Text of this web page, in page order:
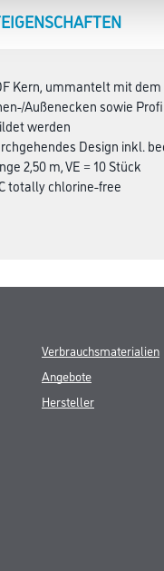
Kern, ummantelt mit
Außenecken sowie
werden
Design inkl.
2,50 m, VE = 10 Stück
totally chlorine-free
Verbrauchsmaterialien
Angebote
Hersteller